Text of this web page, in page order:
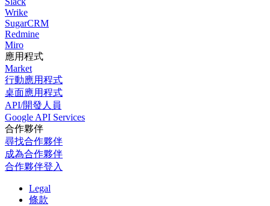
Wrike
SugarCRM
Redmine
Miro
應用程式
Market
行動應用程式
桌面應用程式
API/開發人員
Google API Services
合作夥伴
尋找合作夥伴
成為合作夥伴
合作夥伴登入
Legal
條款